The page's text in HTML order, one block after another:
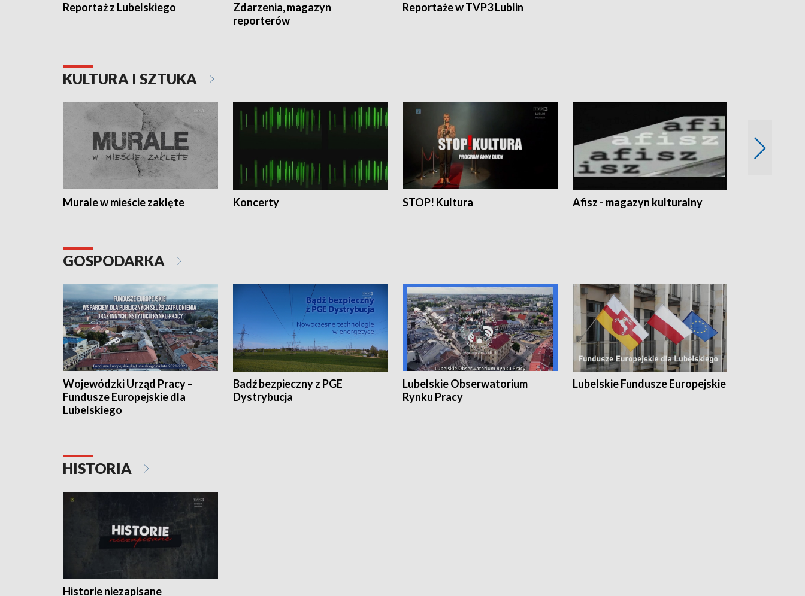
Reportaż z Lubelskiego
Zdarzenia, magazyn
reporterów
Reportaże w TVP3 Lublin
KULTURA I SZTUKA
Murale w mieście zaklęte Koncerty STOP! Kultura Afisz - magazyn kulturalny
GOSPODARKA
Wojewódzki Urząd Pracy –
Fundusze Europejskie dla
Lubelskiego
Badź bezpieczny z PGE
Dystrybucja
Lubelskie Obserwatorium
Rynku Pracy
Lubelskie Fundusze Europejskie
HISTORIA
Historie niezapisane